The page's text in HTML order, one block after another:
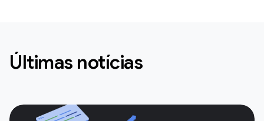
Últimas notícias